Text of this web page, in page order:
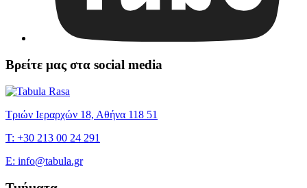
Βρείτε μας στα social media
Τριών Ιεραρχών 18, Αθήνα 118 51
T: +30 213 00 24 291
E: info@tabula.gr